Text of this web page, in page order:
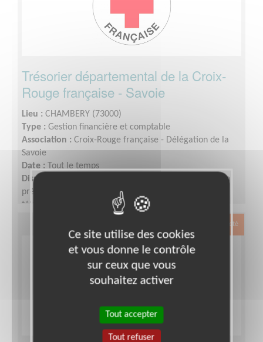
Trésorier départemental de la Croix-
Rouge française - Savoie
Lieu : CHAMBERY (73000)
Type : Gestion financière et comptable
Association : Croix-Rouge française - Délégation de la
Savoie
Date : Tout le temps
Disponibilité demandée :
1/2 journée par semaine en
présentiel dans les locaux, le reste peut se faire en
télébénévolat.
Exclusion & Pauvreté
Ce site utilise des cookies
et vous donne le contrôle
sur ceux que vous
souhaitez activer
Tout accepter
Tout refuser